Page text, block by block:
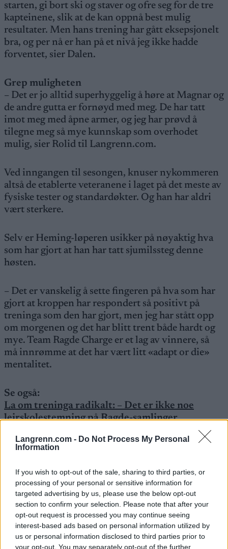
Langrenn.com - Do Not Process My Personal
Information
If you wish to opt-out of the sale, sharing to third parties, or
processing of your personal or sensitive information for
targeted advertising by us, please use the below opt-out
section to confirm your selection. Please note that after your
opt-out request is processed you may continue seeing
interest-based ads based on personal information utilized by
us or personal information disclosed to third parties prior to
your opt-out. You may separately opt-out of the further
starten, gi bort ski og staver og ofre seg for de tre
kapteinene, slik at de kan oppnå best mulig
resultater. Men hans trening har gått eksepsjonelt
bra, og per nå er han på et nivå jeg ikke hadde
forventet, sier Dalen.
Grep muligheten
– Det er jo alltid superhyggelig å høre at Magnar og
de andre gutta er fornøyd med meg. De har tatt
imot meg med åpne armer, og jeg har prøvd å
tilegne meg så mye kunnskap som overhodet
mulig, sier Rolid til Langrenn.com.
Ved inngangen til sesongen, knuser nykommeren
altså de etablerte veteranene i laget på det meste av
fysiske tester og standardøkter. Og han har aldri
vært sterkere.
Selv er Heming-løperen usikker på nøyaktig hva
som har gjort at han har tatt sjumilssteg denne
høsten.
– Det er vanskelig å sette fingeren på hva som har
gjort at kroppen har respondert så positivt på
treninga som den har gjort, men jeg har stått opp
om morgenen og det har blitt trent både hardt og
mye. Team Ragde Charge er et lag av vinnere, så
må innrømme at det har vært litt «adapt or die»
mentalitet.
Se også:
La om treninga radikalt: – Det er ikke noe
leirskolestemning på Ragde-samlinger
Saken fortsetter under